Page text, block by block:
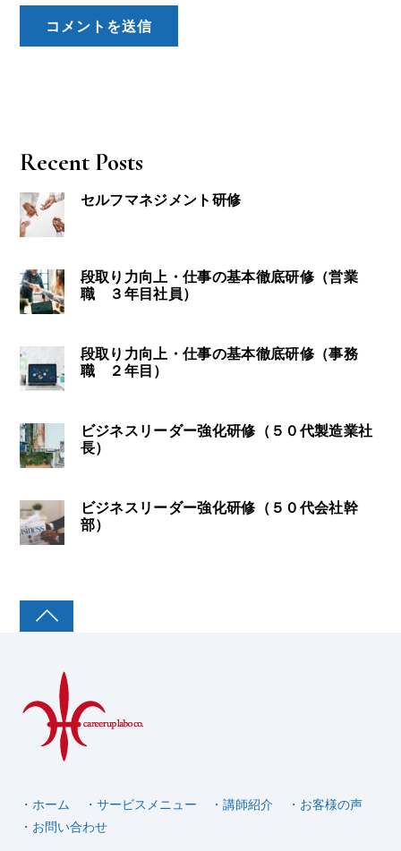
Recent Posts
セルフマネジメント研修
段取り力向上・仕事の基本徹底研修（営業
職 ３年目社員）
段取り力向上・仕事の基本徹底研修（事務
職 ２年目）
ビジネスリーダー強化研修（５０代製造業社
長）
ビジネスリーダー強化研修（５０代会社幹
部）
・ホーム ・サービスメニュー ・講師紹介
・お客様の声
・お問い合わせ